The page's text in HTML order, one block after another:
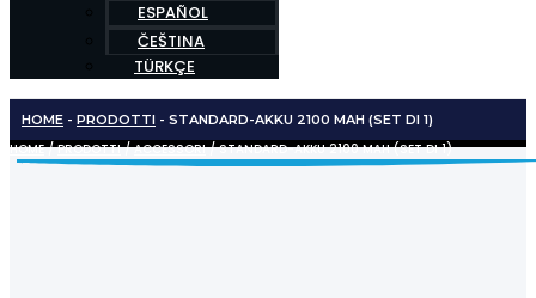
ESPAÑOL
ČEŠTINA
TÜRKÇE
HOME - PRODOTTI - STANDARD-AKKU 2100 MAH (SET DI 1)
HOME/PRODOTTI/ACCESSORI/ STANDARD-AKKU 2100 MAH (SET DI 1)